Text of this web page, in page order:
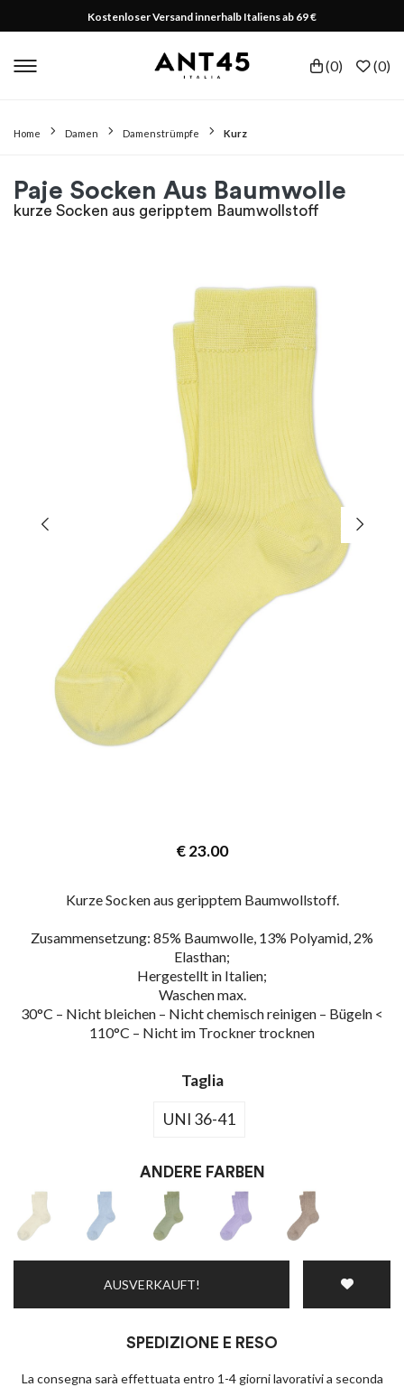
Kostenloser Versand innerhalb Italiens ab 69 €
(0) (0)
Home Damen Damenstrümpfe Kurz
Paje Socken Aus Baumwolle
kurze Socken aus geripptem Baumwollstoff
€23.00
Kurze Socken aus geripptem Baumwollstoff.
Zusammensetzung: 85% Baumwolle, 13% Polyamid, 2%
Elasthan;
Hergestellt in Italien;
Waschen max.
30°C – Nicht bleichen – Nicht chemisch reinigen – Bügeln <
110°C – Nicht im Trockner trocknen
Taglia
UNI 36-41
ANDERE FARBEN
AUSVERKAUFT!
SPEDIZIONE E RESO
La consegna sarà effettuata entro 1-4 giorni lavorativi a seconda